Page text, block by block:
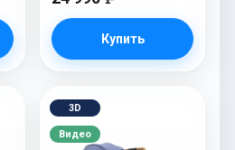
Купить
3D
Видео